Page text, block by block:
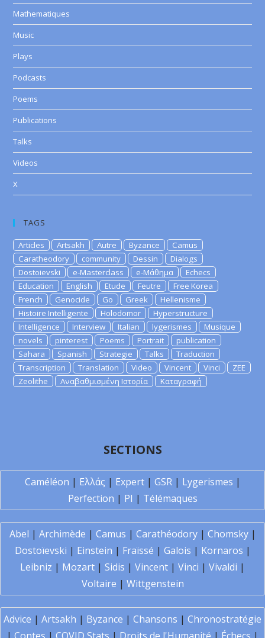
Mathematiques
Music
Plays
Podcasts
Poems
Publications
Talks
Videos
X
TAGS
Articles Artsakh Autre Byzance
Camus
Caratheodory
community Dessin
Dialogs
Dostoievski
e-Masterclass e-Μάθημα
Echecs
Education
English Etude Feutre
Free Korea
French
Genocide Go Greek
Hellenisme
Histoire Intelligente
Holodomor
Hyperstructure
Intelligence
Interview Italian lygerismes
Musique
novels
pinterest Poems Portrait
publication
Sahara
Spanish Strategie Talks
Traduction
Transcription
Translation Video Vincent Vinci
ZEE
Zeolithe
Αναβαθμισμένη Ιστορία Καταγραφή
SECTIONS
Caméléon | Ελλάς | Expert| GSR| Lygerismes |
Perfection | PI | Télémaques
Abel | Archimède | Camus | Carathéodory| Chomsky|
Dostoïevski | Einstein | Fraïssé | Galois | Kornaros |
Leibniz | Mozart | Sidis | Vincent | Vinci | Vivaldi |
Voltaire | Wittgenstein
Advice | Artsakh | Byzance | Chansons | Chronostratégie